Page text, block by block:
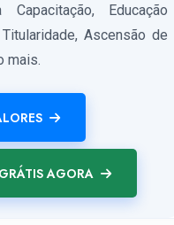
Capacitação, Educação
Ascensão de
mais.
AGORA